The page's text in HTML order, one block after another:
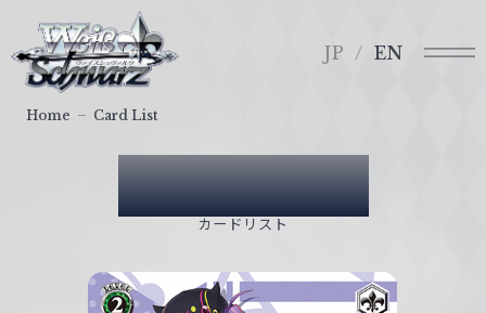
ァ
イ
JP EN
Card List
カードリスト
Home Card List